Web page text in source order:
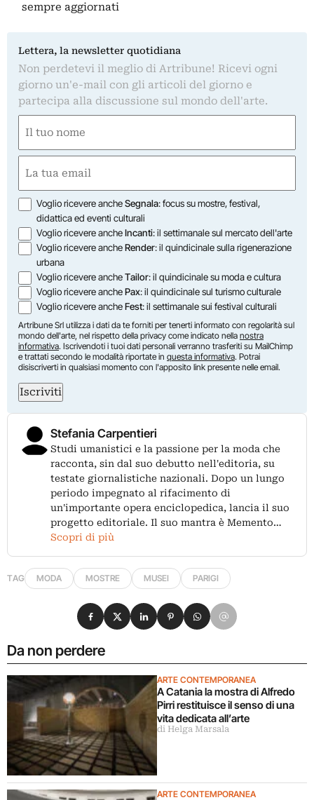
sempre aggiornati
Lettera, la newsletter quotidiana
Non perdetevi il meglio di Artribune! Ricevi ogni
giorno un'e-mail con gli articoli del giorno e
partecipa alla discussione sul mondo dell'arte.
(Obbligatorio)
Nome
(Obbligatorio)
Opzioni
Voglio ricevere ancheSegnala: focus su mostre, festival,
didattica ed eventi culturali
Voglio ricevere ancheIncanti: il settimanale sul mercato dell'arte
Voglio ricevere ancheRender: il quindicinale sulla rigenerazione
urbana
Voglio ricevere ancheTailor: il quindicinale su moda e cultura
Voglio ricevere anchePax: il quindicinale sul turismo culturale
Voglio ricevere ancheFest: il settimanale sui festival culturali
Artribune Srl utilizza i dati da te forniti per tenerti informato con regolarità sul
mondo dell'arte, nel rispetto della privacy come indicato nella nostra
informativa. Iscrivendoti i tuoi dati personali verranno trasferiti su MailChimp
e trattati secondo le modalità riportate in questa informativa. Potrai
disiscriverti in qualsiasi momento con l'apposito link presente nelle email.
Iscriviti
Stefania Carpentieri
Studi umanistici e la passione per la moda che
racconta, sin dal suo debutto nell'editoria, su
testate giornalistiche nazionali. Dopo un lungo
periodo impegnato al rifacimento di
un'importante opera enciclopedica, lancia il suo
progetto editoriale. Il suo mantra è Memento…
Scopri di più
TAG MODA MOSTRE MUSEI PARIGI
Da non perdere
ARTE CONTEMPORANEA
A Catania la mostra di Alfredo
Pirri restituisce il senso di una
vita dedicata all’arte
di Helga Marsala
ARTE CONTEMPORANEA
Condividi su Facebook
Condividi su X
Condividi su LinkedIn
Condividi su Pinterest
Condividi su WhatsApp
Condividi su Email